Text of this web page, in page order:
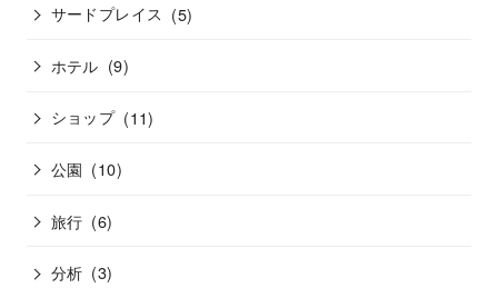
サードプレイス (5)
ホテル (9)
ショップ (11)
公園 (10)
旅行 (6)
分析 (3)